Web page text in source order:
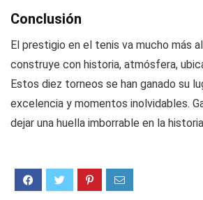
Conclusión
El prestigio en el tenis va mucho más
construye con historia, atmósfera,
Estos diez torneos se han ganado su
excelencia y momentos inolvidables.
dejar una huella imborrable en la